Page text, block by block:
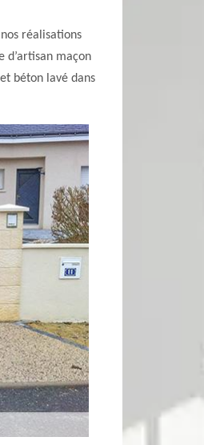
réalisations
d’artisan maçon
béton lavé dans